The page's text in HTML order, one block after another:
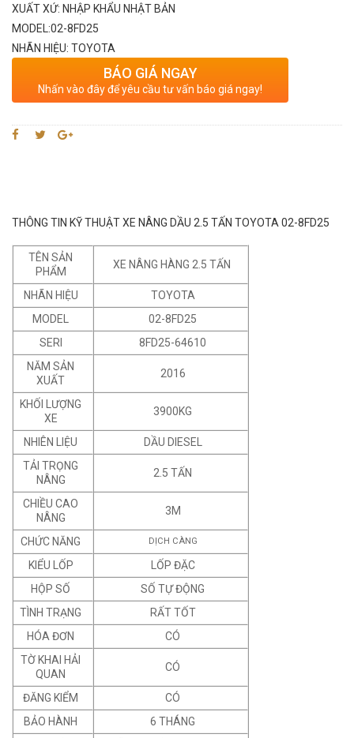
XUẤT XỨ: NHẬP KHẨU NHẬT BẢN
MODEL:02-8FD25 ​
NHÃN HIỆU: TOYOTA
BÁO GIÁ NGAY
Nhấn vào đây để yêu cầu tư vấn báo giá ngay!
THÔNG TIN KỸ THUẬT XE NÂNG DẦU 2.5 TẤN TOYOTA 02-8FD25
TÊN SẢN
PHẨM
XE NÂNG HÀNG 2.5 TẤN
NHÃN HIỆU
TOYOTA
MODEL
02-8FD25
SERI
8FD25-64610
NĂM SẢN
XUẤT
2016
KHỐI LƯỢNG
XE
3900KG
NHIÊN LIỆU
DẦU DIESEL
TẢI TRỌNG
NÂNG
2.5 TẤN
CHIỀU CAO
NÂNG
3M
CHỨC NĂNG DỊCH CÀNG
KIỂU LỐP
LỐP ĐẶC
HỘP SỐ
SỐ TỰ ĐỘNG
TÌNH TRẠNG
RẤT TỐT
HÓA ĐƠN
CÓ
TỜ KHAI HẢI
QUAN
CÓ
ĐĂNG KIỂM
CÓ
BẢO HÀNH
6 THÁNG